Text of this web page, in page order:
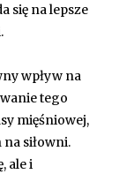
się na lepsze
wpływ na
tego
mięśniowej,
siłowni.
ale i